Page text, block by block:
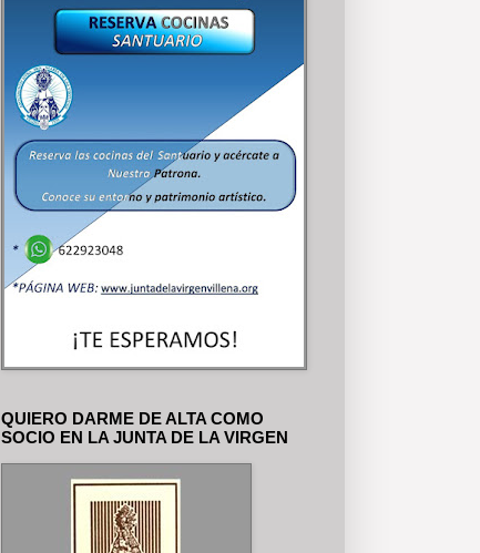
QUIERO DARME DE ALTA COMO
SOCIO EN LA JUNTA DE LA VIRGEN